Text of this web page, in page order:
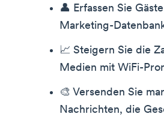
👤 Erfassen Sie
Marketing-
📈 Steigern Sie die
Medien mit WiFi-
🎨 Versenden Sie
Nachrichten, die